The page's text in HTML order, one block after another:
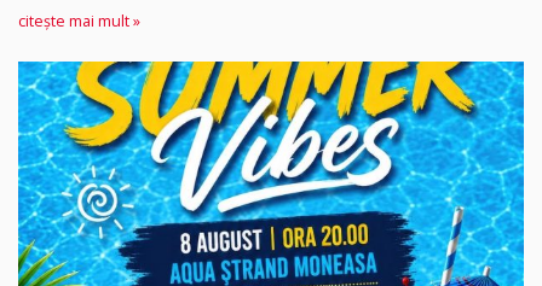
citește mai mult »